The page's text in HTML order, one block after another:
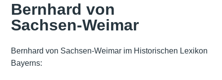
Bernhard von
Sachsen-Weimar
Bernhard von Sachsen-Weimar im Historischen Lexikon
Bayerns: